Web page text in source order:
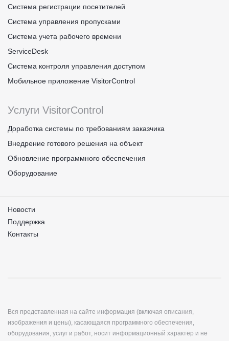
Система регистрации посетителей
Система управления пропусками
Система учета рабочего времени
ServiceDesk
Система контроля управления доступом
Мобильное приложение VisitorControl
Услуги VisitorControl
Доработка системы по требованиям заказчика
Внедрение готового решения на объект
Обновление программного обеспечения
Оборудование
Новости
Поддержка
Контакты
Вся представленная на сайте информация (включая описания,
изображения и цены), касающаяся программного обеспечения,
оборудования, услуг и работ, носит информационный характер и не